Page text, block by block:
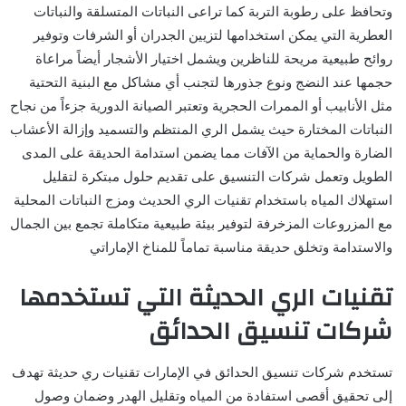
وتحافظ على رطوبة التربة كما تراعى النباتات المتسلقة والنباتات
العطرية التي يمكن استخدامها لتزيين الجدران أو الشرفات وتوفير
روائح طبيعية مريحة للناظرين ويشمل اختيار الأشجار أيضاً مراعاة
حجمها عند النضج ونوع جذورها لتجنب أي مشاكل مع البنية التحتية
مثل الأنابيب أو الممرات الحجرية وتعتبر الصيانة الدورية جزءاً من نجاح
النباتات المختارة حيث يشمل الري المنتظم والتسميد وإزالة الأعشاب
الضارة والحماية من الآفات مما يضمن استدامة الحديقة على المدى
الطويل وتعمل شركات التنسيق على تقديم حلول مبتكرة لتقليل
استهلاك المياه باستخدام تقنيات الري الحديث ومزج النباتات المحلية
مع المزروعات المزخرفة لتوفير بيئة طبيعية متكاملة تجمع بين الجمال
والاستدامة وتخلق حديقة مناسبة تماماً للمناخ الإماراتي
تقنيات الري الحديثة التي تستخدمها
شركات تنسيق الحدائق
تستخدم شركات تنسيق الحدائق في الإمارات تقنيات ري حديثة تهدف
إلى تحقيق أقصى استفادة من المياه وتقليل الهدر وضمان وصول